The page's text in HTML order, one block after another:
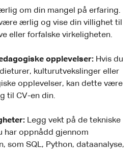
om din mangel på erfaring.
ærlig og vise din villighet til
eller forfalske virkeligheten.
opplevelser: Hvis du
kulturutvekslinger eller
opplevelser, kan dette være
til CV-en din.
Legg vekt på de tekniske
har oppnådd gjennom
som SQL, Python, dataanalyse,